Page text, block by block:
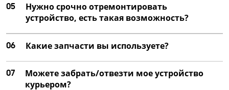
05
Нужно срочно отремонтировать
устройство, есть такая возможность?
06 Какие запчасти вы используете?
07
Можете забрать/отвезти мое устройство
курьером?